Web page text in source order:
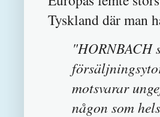
Tyskland där man
"HORNBACH
motsvarar
någon som